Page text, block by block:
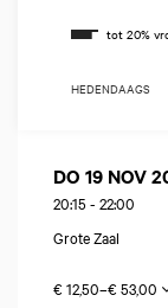
HEDENDAAGS
DO 19 NOV
20:15 - 22:00
Grote Zaal
€ 12,50–€ 53,00